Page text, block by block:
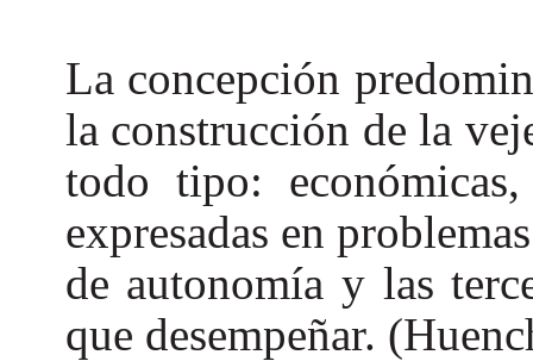
La concepción
la construcción de la
todo tipo:
expresadas en
de autonomía y las
que desempeñar.